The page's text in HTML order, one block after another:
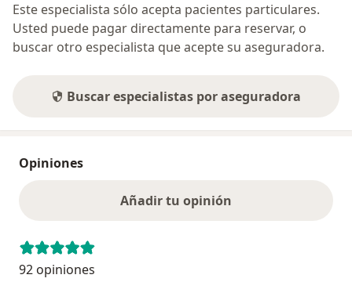
Este especialista sólo acepta pacientes particulares.
Usted puede pagar directamente para reservar, o
buscar otro especialista que acepte su aseguradora.
Buscar especialistas por aseguradora
Opiniones
Añadir tu opinión
92 opiniones